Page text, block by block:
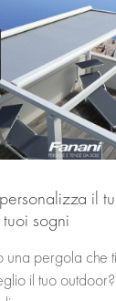
il
sogni
una pergola che
il tuo